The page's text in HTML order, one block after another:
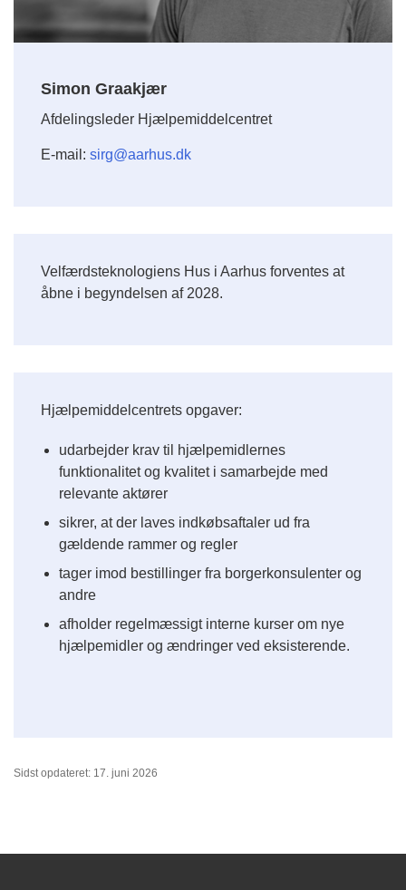
Simon Graakjær
Afdelingsleder Hjælpemiddelcentret
E-mail: sirg@aarhus.dk
Velfærdsteknologiens Hus i Aarhus forventes at
åbne i begyndelsen af 2028.
Hjælpemiddelcentrets opgaver:
udarbejder krav til hjælpemidlernes
funktionalitet og kvalitet i samarbejde med
relevante aktører
sikrer, at der laves indkøbsaftaler ud fra
gældende rammer og regler
tager imod bestillinger fra borgerkonsulenter og
andre
afholder regelmæssigt interne kurser om nye
hjælpemidler og ændringer ved eksisterende.
Sidst opdateret: 17. juni 2026